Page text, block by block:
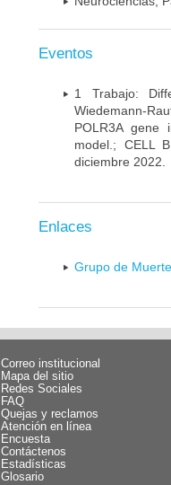
Eventos
1 Trabajo:
Wiedemann-
POLR3A gene
model.; CELL
diciembre 2022.
Enlaces
Grupo de
Correo institucional
Mapa del sitio
Redes Sociales
FAQ
Quejas y reclamos
Atención en línea
Encuesta
Contáctenos
Estadísticas
Glosario